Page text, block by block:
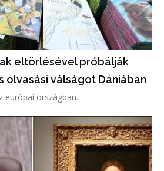
eltörlésével próbálják
olvasási válságot Dániában
európai országban.